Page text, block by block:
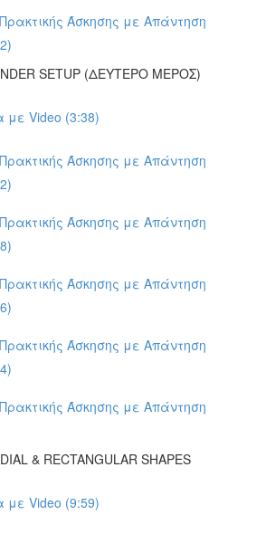
Άσκησης με Απάντηση
SETUP (ΔΕΥΤΕΡΟ ΜΕΡΟΣ)
με Video (3:38)
Άσκησης με Απάντηση
Άσκησης με Απάντηση
Άσκησης με Απάντηση
Άσκησης με Απάντηση
Άσκησης με Απάντηση
& RECTANGULAR SHAPES
με Video (9:59)